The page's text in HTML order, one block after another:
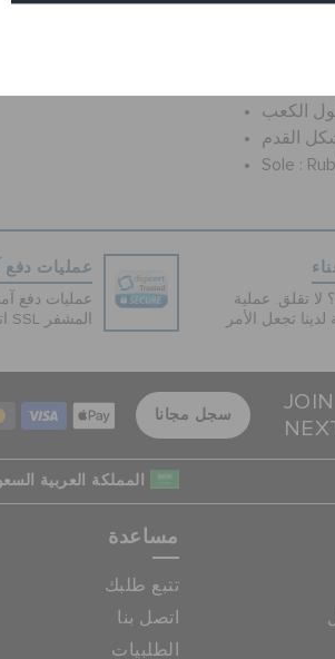
Sole :
تقلق. عملية
لدينا تجعل الأمر
عمليات دفع
اتصال SSL المشفر
سجل مجانا
المملكة العربية
مساعدة
تتبع طلبك
اتصل بنا
الطلبيات